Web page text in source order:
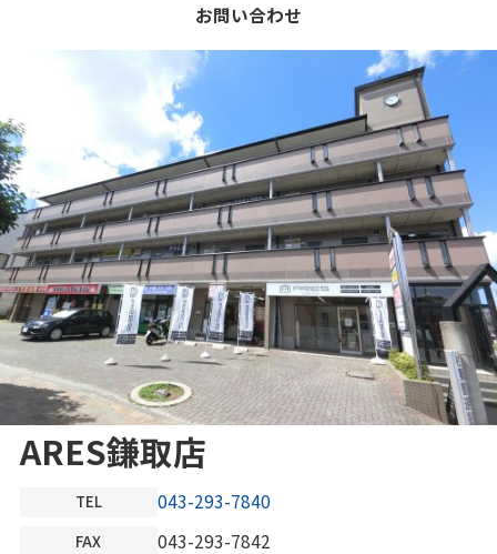
お問い合わせ
ARES鎌取店
TEL 043-293-7840
FAX 043-293-7842